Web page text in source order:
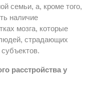
семьи, а, кроме того,
наличие
мозга, которые
страдающих
расстройства у